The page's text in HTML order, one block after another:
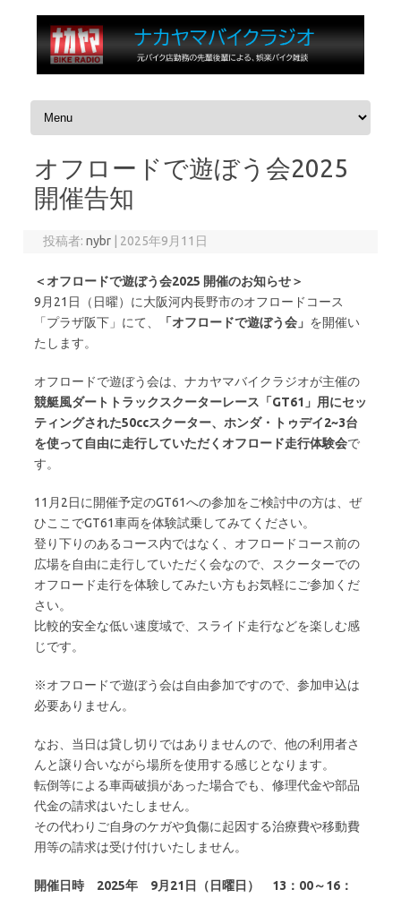
コンテンツへスキップ
オフロードで遊ぼう会2025
開催告知
投稿者:nybr 2025年9月11日
＜オフロードで遊ぼう会2025 開催のお知らせ＞
9月21日（日曜）に大阪河内長野市のオフロードコース
「プラザ阪下」にて、
「オフロードで遊ぼう会」 を開催い
たします。
オフロードで遊ぼう会は、ナカヤマバイクラジオが主催の
競艇風ダートトラックスクーターレース「GT61」用にセッ
ティングされた50ccスクーター、ホンダ・トゥデイ2~3台
を使って自由に走行していただくオフロード走行体験会で
す。
11月2日に開催予定のGT61への参加をご検討中の方は、ぜ
ひここでGT61車両を体験試乗してみてください。
登り下りのあるコース内ではなく、オフロードコース前の
広場を自由に走行していただく会なので、スクーターでの
オフロード走行を体験してみたい方もお気軽にご参加くだ
さい。
比較的安全な低い速度域で、スライド走行などを楽しむ感
じです。
※オフロードで遊ぼう会は自由参加ですので、参加申込は
必要ありません。
なお、当日は貸し切りではありませんので、他の利用者さ
んと譲り合いながら場所を使用する感じとなります。
転倒等による車両破損があった場合でも、修理代金や部品
代金の請求はいたしません。
その代わりご自身のケガや負傷に起因する治療費や移動費
用等の請求は受け付けいたしません。
開催日時
2025年 9月21日（日曜日） 13：00～16：